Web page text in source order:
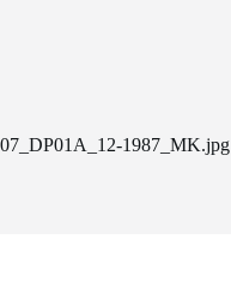
07_DP01A_12-1987_MK.jpg